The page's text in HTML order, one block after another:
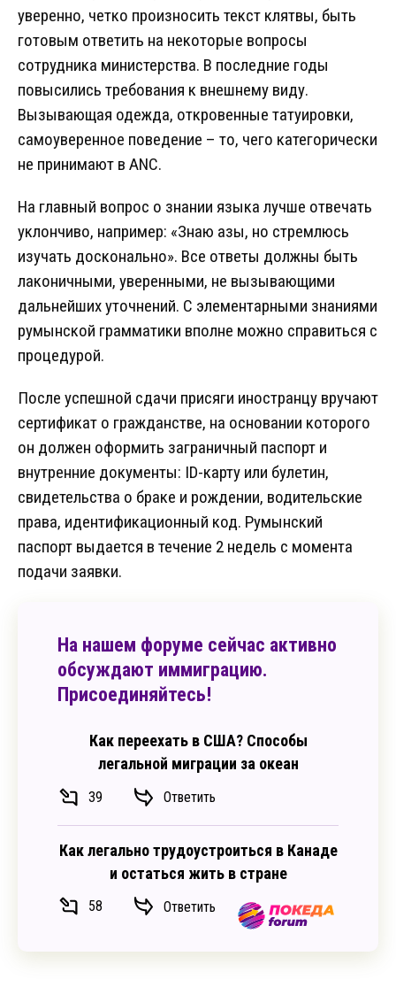
уверенно, четко произносить текст клятвы, быть
готовым ответить на некоторые вопросы
сотрудника министерства. В последние годы
повысились требования к внешнему виду.
Вызывающая одежда, откровенные татуировки,
самоуверенное поведение – то, чего категорически
не принимают в ANC.
На главный вопрос о знании языка лучше отвечать
уклончиво, например: «Знаю азы, но стремлюсь
изучать досконально». Все ответы должны быть
лаконичными, уверенными, не вызывающими
дальнейших уточнений. С элементарными знаниями
румынской грамматики вполне можно справиться с
процедурой.
После успешной сдачи присяги иностранцу вручают
сертификат о гражданстве, на основании которого
он должен оформить заграничный паспорт и
внутренние документы: ID-карту или булетин,
свидетельства о браке и рождении, водительские
права, идентификационный код. Румынский
паспорт выдается в течение 2 недель с момента
подачи заявки.
На нашем форуме сейчас активно
обсуждают иммиграцию.
Присоединяйтесь!
Как переехать в США? Способы
легальной миграции за океан
39 Ответить
Как легально трудоустроиться в Канаде
и остаться жить в стране
58 Ответить